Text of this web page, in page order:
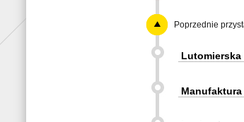
Poprzednie
Lutomierska
Manufaktura